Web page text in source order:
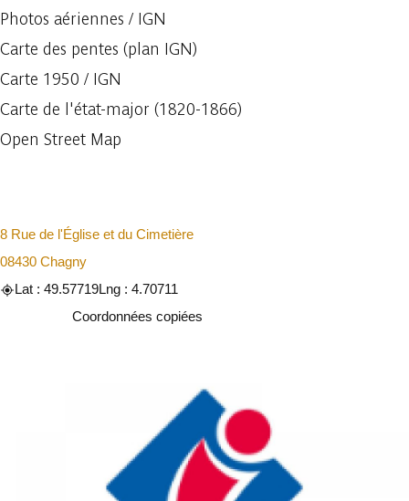
Photos aériennes / IGN
Carte des pentes (plan IGN)
Carte 1950 / IGN
Carte de l'état-major (1820-1866)
Open Street Map
8 Rue de l'Église et du Cimetière
08430 Chagny
Lat : 49.57719Lng : 4.70711
Coordonnées copiées